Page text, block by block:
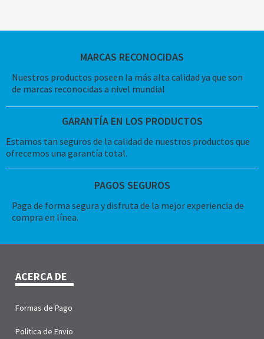
MARCAS RECONOCIDAS
Nuestros productos poseen la más alta calidad ya que son
de marcas reconocidas a nivel mundial
GARANTÍA EN LOS PRODUCTOS
Estamos tan seguros de la calidad de nuestros productos que
ofrecemos una garantía total.
PAGOS SEGUROS
Paga de forma segura y disfruta de la mejor experiencia de
compra en línea.
ACERCA DE
Formas de Pago
Política de Envio